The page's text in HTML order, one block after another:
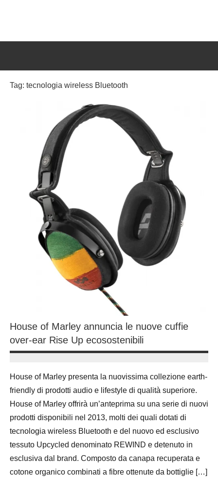
Tag: tecnologia wireless Bluetooth
House of Marley annuncia le nuove cuffie
over-ear Rise Up ecosostenibili
Novembre
2016
Bassanelli
House of Marley presenta la nuovissima collezione earth-
friendly di prodotti audio e lifestyle di qualità superiore.
House of Marley offrirà un’anteprima su una serie di nuovi
prodotti disponibili nel 2013, molti dei quali dotati di
tecnologia wireless Bluetooth e del nuovo ed esclusivo
tessuto Upcycled denominato REWIND e detenuto in
esclusiva dal brand. Composto da canapa recuperata e
cotone organico combinati a fibre ottenute da bottiglie […]